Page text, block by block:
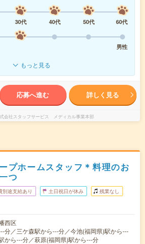
30代 40代 50代
60代
男性
もっと見る
応募へ進む 詳しく見る
会社スタッフサービス メディカル事業本部
プホームスタッフ＊料理のお
つ
別途支給あり 土日祝日が休み 残業なし
西区
分／三ケ森駅から---分／今池(福岡県)駅から---
から---分／萩原(福岡県)駅から---分